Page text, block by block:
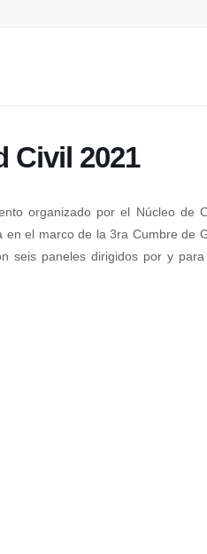
Civil 2021
organizado por el Núcleo de
en el marco de la 3ra Cumbre de
seis paneles dirigidos por y